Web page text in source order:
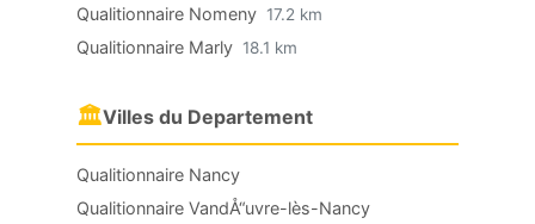
Qualitionnaire Nomeny 17.2 km
Qualitionnaire Marly 18.1 km
🏛Villes du Departement
Qualitionnaire Nancy
Qualitionnaire VandÅ“uvre-lès-Nancy